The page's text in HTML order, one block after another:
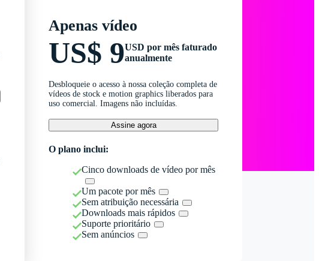
Apenas vídeo
US$ 9USD por mês faturado
anualmente
Desbloqueie o acesso à nossa coleção completa de
vídeos de stock e motion graphics liberados para
uso comercial. Imagens não incluídas.
Assine agora
O plano inclui:
Cinco downloads de vídeo por mês
Um pacote por mês
Sem atribuição necessária
Downloads mais rápidos
Suporte prioritário
Sem anúncios